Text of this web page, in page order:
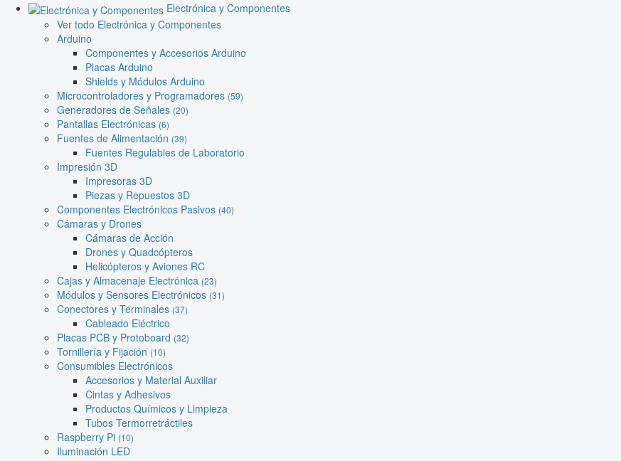
Electrónica y Componentes
Ver todo Electrónica y Componentes
Arduino
Componentes y Accesorios Arduino
Placas Arduino
Shields y Módulos Arduino
Microcontroladores y Programadores (59)
Generadores de Señales (20)
Pantallas Electrónicas (6)
Fuentes de Alimentación (39)
Fuentes Regulables de Laboratorio
Impresión 3D
Impresoras 3D
Piezas y Repuestos 3D
Componentes Electrónicos Pasivos (40)
Cámaras y Drones
Cámaras de Acción
Drones y Quadcópteros
Helicópteros y Aviones RC
Cajas y Almacenaje Electrónica (23)
Módulos y Sensores Electrónicos (31)
Conectores y Terminales (37)
Cableado Eléctrico
Placas PCB y Protoboard (32)
Tornillería y Fijación (10)
Consumibles Electrónicos
Accesorios y Material Auxiliar
Cintas y Adhesivos
Productos Químicos y Limpieza
Tubos Termorretráctiles
Raspberry Pi (10)
Iluminación LED